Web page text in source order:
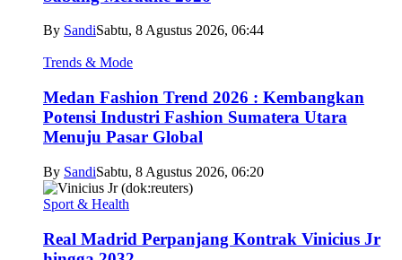
By SandiSabtu, 8 Agustus 2026, 06:44
Trends & Mode
Medan Fashion Trend 2026 : Kembangkan
Potensi Industri Fashion Sumatera Utara
Menuju Pasar Global
By SandiSabtu, 8 Agustus 2026, 06:20
Sport & Health
Real Madrid Perpanjang Kontrak Vinicius Jr